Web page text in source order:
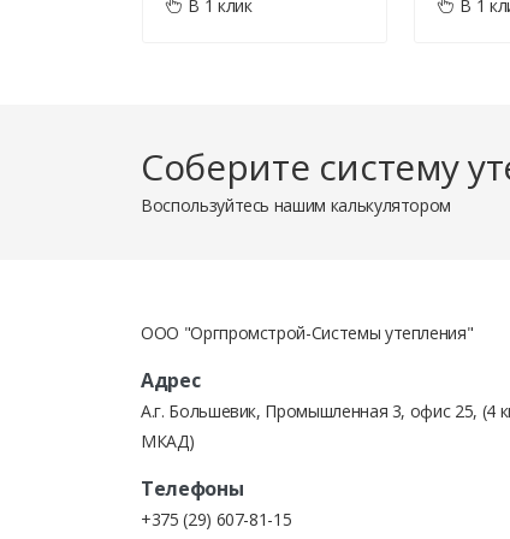
Счет на товары может быть выставлен как
При оплате товаров наличными деньгами
В 1 клик В 1
Соберите систему
Воспользуйтесь нашим калькулятором
ООО "Оргпромстрой-Системы утепления"
Адрес
А.г. Большевик, Промышленная 3, офис 25, (4
МКАД)
Телефоны
+375 (29) 607-81-15